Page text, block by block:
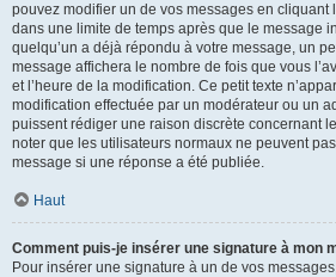
pouvez modifier un de vos messages en cliquant
dans une limite de temps après que le message
quelqu’un a déjà répondu à votre message, un
message affichera le nombre de fois que vous
et l’heure de la modification. Ce petit texte
modification effectuée par un modérateur ou un
puissent rédiger une raison discrète concernant
noter que les utilisateurs normaux ne peuvent
message si une réponse a été publiée.
Haut
Comment puis-je insérer une signature à mon
Pour insérer une signature à un de vos